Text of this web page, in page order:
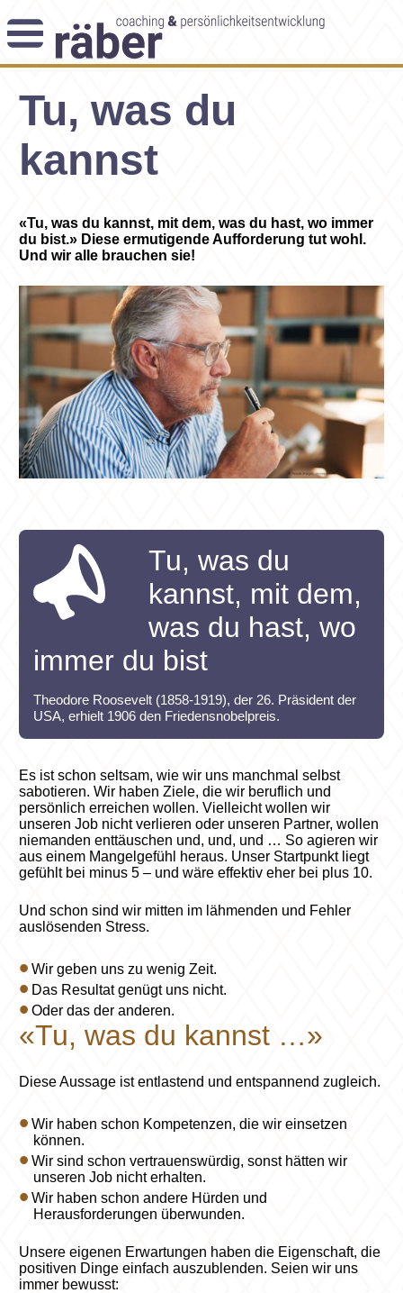
Themenblog
Angebot
Coaching-Impulse
Das Enneagramm
Arbeitsweise
Andreas Räber
Tu, was du
kannst
«Tu, was du kannst, mit dem, was du hast, wo immer
du bist.» Diese ermutigende Aufforderung tut wohl.
Und wir alle brauchen sie!
Tu, was du
kannst, mit dem,
was du hast, wo
immer du bist
Theodore Roosevelt (1858-1919), der 26. Präsident der
USA, erhielt 1906 den Friedensnobelpreis.
Es ist schon seltsam, wie wir uns manchmal selbst
sabotieren. Wir haben Ziele, die wir beruflich und
persönlich erreichen wollen. Vielleicht wollen wir
unseren Job nicht verlieren oder unseren Partner, wollen
niemanden enttäuschen und, und, und … So agieren wir
aus einem Mangelgefühl heraus. Unser Startpunkt liegt
gefühlt bei minus 5 – und wäre effektiv eher bei plus 10.
Und schon sind wir mitten im lähmenden und Fehler
auslösenden Stress.
Wir geben uns zu wenig Zeit.
Das Resultat genügt uns nicht.
Oder das der anderen.
«Tu, was du kannst …»
Diese Aussage ist entlastend und entspannend zugleich.
Wir haben schon Kompetenzen, die wir einsetzen
können.
Wir sind schon vertrauenswürdig, sonst hätten wir
unseren Job nicht erhalten.
Wir haben schon andere Hürden und
Herausforderungen überwunden.
Unsere eigenen Erwartungen haben die Eigenschaft, die
positiven Dinge einfach auszublenden. Seien wir uns
immer bewusst: